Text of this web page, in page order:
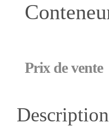
Prix ​​de vente